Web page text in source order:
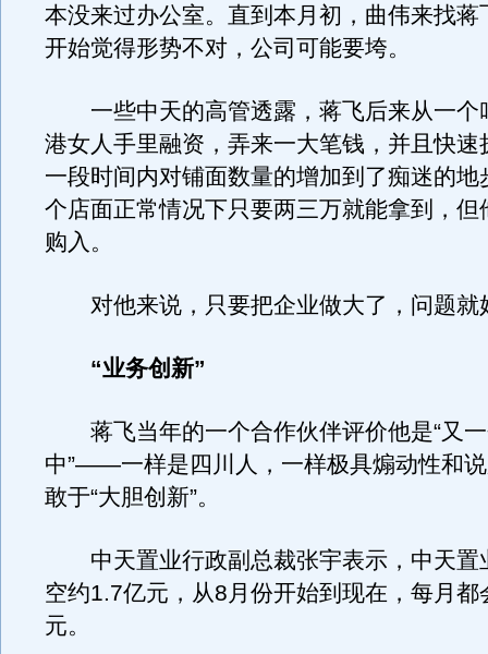
本没来过办公室。直到本月初，曲伟来找蒋
开始觉得形势不对，公司可能要垮。
一些中天的高管透露，蒋飞后来从一个
港女人手里融资，弄来一大笔钱，并且快速
一段时间内对铺面数量的增加到了痴迷的地
个店面正常情况下只要两三万就能拿到，但
购入。
对他来说，只要把企业做大了，问题就
“业务创新”
蒋飞当年的一个合作伙伴评价他是“又
中”——一样是四川人，一样极具煽动性和
敢于“大胆创新”。
中天置业行政副总裁张宇表示，中天置
空约1.7亿元，从8月份开始到现在，每月都
元。